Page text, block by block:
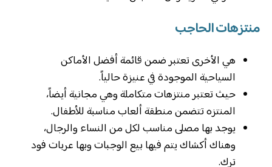
منتزهات الحاجب
هي الأخرى تعتبر ضمن قائمة أفضل الأماكن
السياحية الموجودة في عنيزة حالياً.
حيث تعتبر منتزهات متكاملة وهي مجانية أيضاً،
المنتزه تتضمن منطقة ألعاب مناسبة للأطفال.
يوجد بها مصلى مناسب لكل من النساء والرجال،
وهناك أكشاك يتم فيها بيع الوجبات وبها عربات فود
ترك.